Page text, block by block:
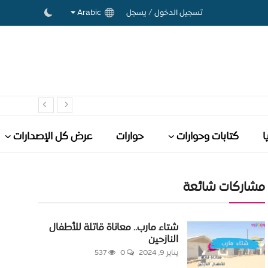
تسجيل الدخول/يسجل Arabic
كتابات وحوارات حوارات عرض كل الإصدارات
مشاركات شائعة
شتاء مارب.. معاناة قاتلة للأطفال
النازحين
يناير 9, 2024 0
537